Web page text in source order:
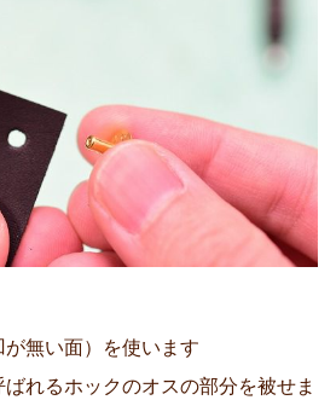
無い面）を使います
れるホックのオスの部分を被せま